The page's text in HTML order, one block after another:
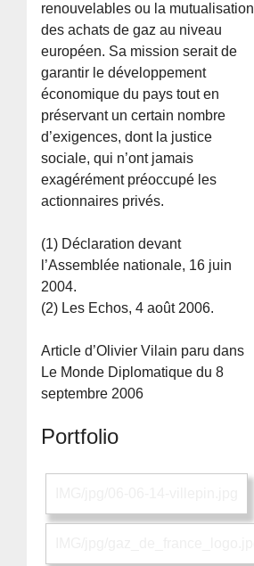
renouvelables ou la mutualisation
des achats de gaz au niveau
européen. Sa mission serait de
garantir le développement
économique du pays tout en
préservant un certain nombre
d’exigences, dont la justice
sociale, qui n’ont jamais
exagérément préoccupé les
actionnaires privés.
(1) Déclaration devant
l’Assemblée nationale, 16 juin
2004.
(2) Les Echos, 4 août 2006.
Article d’Olivier Vilain paru dans
Le Monde Diplomatique du 8
septembre 2006
Portfolio